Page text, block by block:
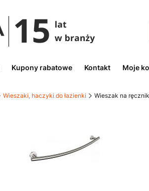
Kupony rabatowe Kontakt Moje
Wieszaki, haczyki do łazienki Wieszak na